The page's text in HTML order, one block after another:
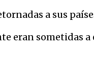
a sus
eran sometidas